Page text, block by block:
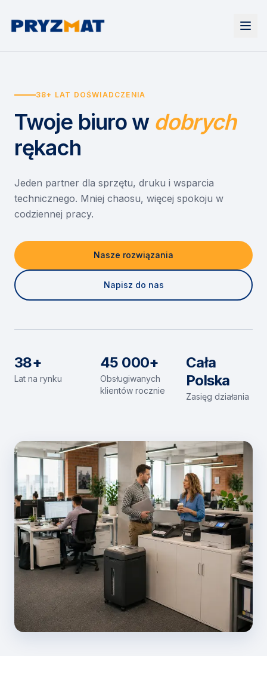
Urządzenia
Drukarki i urządzenia wielofunkcyjne
Etykiety i identyfikacja
Skanery i obieg dokumentów
Monitory interaktywne
Niszczarki dokumentów
Wynajem drukarek
Wynajem urządzeń biurowych
Asystent druku
EZD RP
Misja szkoła
Serwis
O nas
Kontakt
38+ LAT DOŚWIADCZENIA
Twoje biuro w dobrych
rękach
Jeden partner dla sprzętu, druku i wsparcia
technicznego. Mniej chaosu, więcej spokoju w
codziennej pracy.
Nasze rozwiązania
Napisz do nas
38+
Lat na rynku
45 000+
Obsługiwanych
klientów rocznie
Cała
Polska
Zasięg działania